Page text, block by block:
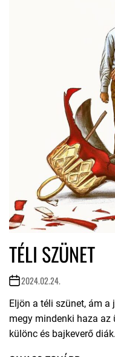
TÉLI SZÜNET
2024.02.24.
Eljön a téli szünet, ám
megy mindenki haza az
különc és bajkeverő